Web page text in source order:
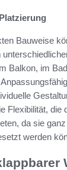
Bauweise
Balkon, im
Flexibilität, die
da sie
werden